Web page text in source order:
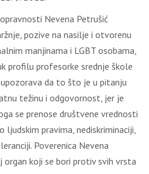
Nevena Petrušić
pozive na nasilje i otvorenu
manjinama i LGBT osobama,
profilu profesorke srednje škole
da to što je u pitanju
težinu i odgovornost, jer je
se prenose društvene vrednosti
ljudskim pravima, nediskriminaciji,
Poverenica Nevena
organ koji se bori protiv svih vrsta